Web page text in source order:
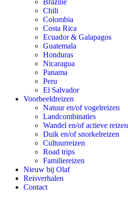
Brazilië
Chili
Colombia
Costa Rica
Ecuador & Galapagos
Guatemala
Honduras
Nicaragua
Panama
Peru
El Salvador
Voorbeeldreizen
Natuur en/of vogelreizen
Landcombinaties
Wandel en/of actieve reizen
Duik en/of snorkelreizen
Cultuurreizen
Road trips
Familiereizen
Nieuw bij Olaf
Reisverhalen
Contact